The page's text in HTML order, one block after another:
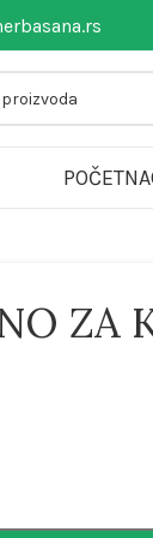
POČETNA
ZA